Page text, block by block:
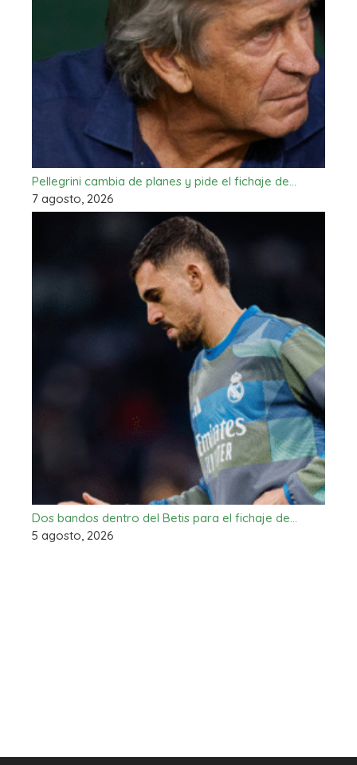
Pellegrini cambia de planes y pide el fichaje de…
7 agosto, 2026
Dos bandos dentro del Betis para el fichaje de…
5 agosto, 2026